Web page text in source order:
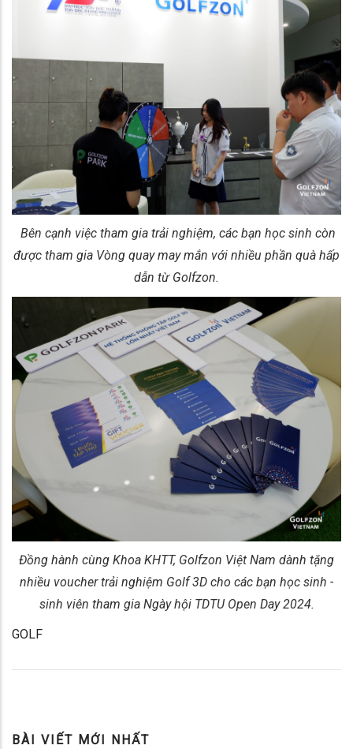
Bên cạnh việc tham gia trải nghiệm, các bạn học sinh còn
được tham gia Vòng quay may mắn với nhiều phần quà hấp
dẫn từ Golfzon.
Đồng hành cùng Khoa KHTT, Golfzon Việt Nam dành tặng
nhiều voucher trải nghiệm Golf 3D cho các bạn học sinh -
sinh viên tham gia Ngày hội TDTU Open Day 2024.
GOLF
BÀI VIẾT MỚI NHẤT